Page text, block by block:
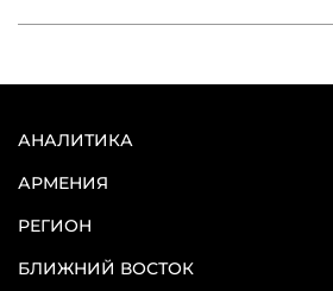
АНАЛИТИКА
АРМЕНИЯ
РЕГИОН
БЛИЖНИЙ ВОСТОК